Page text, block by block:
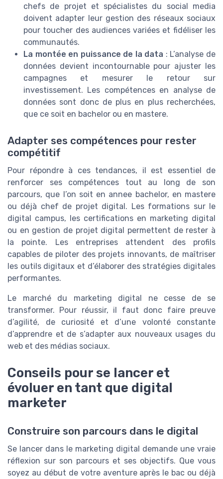
chefs de projet et spécialistes du social media
doivent adapter leur gestion des réseaux sociaux
pour toucher des audiences variées et fidéliser les
communautés.
La montée en puissance de la data : L’analyse de
données devient incontournable pour ajuster les
campagnes et mesurer le retour sur
investissement. Les compétences en analyse de
données sont donc de plus en plus recherchées,
que ce soit en bachelor ou en mastere.
Adapter ses compétences pour rester
compétitif
Pour répondre à ces tendances, il est essentiel de
renforcer ses compétences tout au long de son
parcours, que l’on soit en annee bachelor, en mastere
ou déjà chef de projet digital. Les formations sur le
digital campus, les certifications en marketing digital
ou en gestion de projet digital permettent de rester à
la pointe. Les entreprises attendent des profils
capables de piloter des projets innovants, de maîtriser
les outils digitaux et d’élaborer des stratégies digitales
performantes.
Le marché du marketing digital ne cesse de se
transformer. Pour réussir, il faut donc faire preuve
d’agilité, de curiosité et d’une volonté constante
d’apprendre et de s’adapter aux nouveaux usages du
web et des médias sociaux.
Conseils pour se lancer et
évoluer en tant que digital
marketer
Construire son parcours dans le digital
Se lancer dans le marketing digital demande une vraie
réflexion sur son parcours et ses objectifs. Que vous
soyez au début de votre aventure après le bac ou déjà